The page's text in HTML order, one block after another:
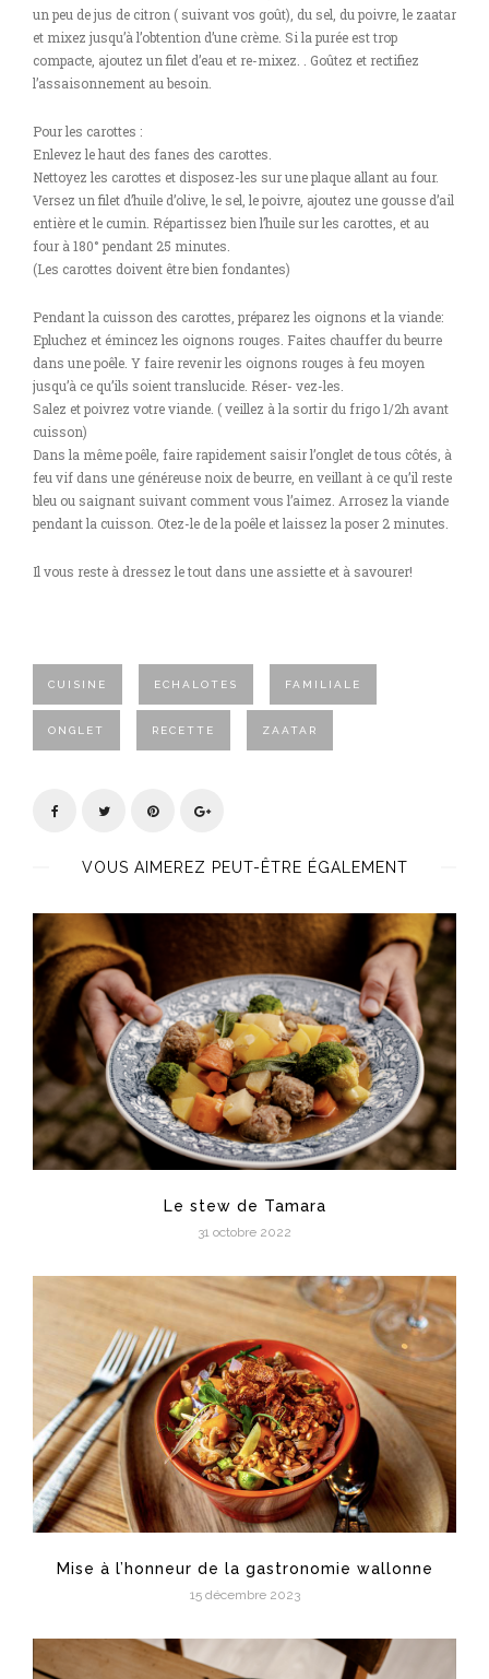
un peu de jus de citron ( suivant vos goût), du sel, du poivre, le zaatar
et mixez jusqu’à l’obtention d’une crème. Si la purée est trop
compacte, ajoutez un filet d’eau et re-mixez. . Goûtez et rectifiez
l’assaisonnement au besoin.
Pour les carottes :
Enlevez le haut des fanes des carottes.
Nettoyez les carottes et disposez-les sur une plaque allant au four.
Versez un filet d’huile d’olive, le sel, le poivre, ajoutez une gousse d’ail
entière et le cumin. Répartissez bien l’huile sur les carottes, et au
four à 180° pendant 25 minutes.
(Les carottes doivent être bien fondantes)
Pendant la cuisson des carottes, préparez les oignons et la viande:
Epluchez et émincez les oignons rouges. Faites chauffer du beurre
dans une poêle. Y faire revenir les oignons rouges à feu moyen
jusqu’à ce qu’ils soient translucide. Réser- vez-les.
Salez et poivrez votre viande. ( veillez à la sortir du frigo 1/2h avant
cuisson)
Dans la même poêle, faire rapidement saisir l’onglet de tous côtés, à
feu vif dans une généreuse noix de beurre, en veillant à ce qu’il reste
bleu ou saignant suivant comment vous l’aimez. Arrosez la viande
pendant la cuisson. Otez-le de la poêle et laissez la poser 2 minutes.
Il vous reste à dressez le tout dans une assiette et à savourer!
CUISINE ECHALOTES FAMILIALE
ONGLET RECETTE ZAATAR
VOUS AIMEREZ PEUT-ÊTRE ÉGALEMENT
Le stew de Tamara
31 octobre 2022
Mise à l’honneur de la gastronomie wallonne
15 décembre 2023